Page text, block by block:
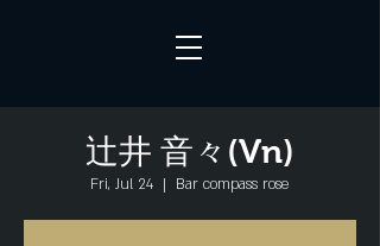
辻井 音々(Vn)
Fri, Jul 24
  |
Bar compass rose